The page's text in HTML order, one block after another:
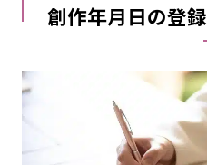
創作年月日の登録